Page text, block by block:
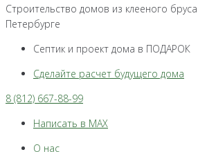
Строительство домов из клееного
Петербурге
Септик и проект дома в ПОДАРОК
Сделайте расчет будущего дома
8 (812) 667-88-99
Написать в MAX
О нас